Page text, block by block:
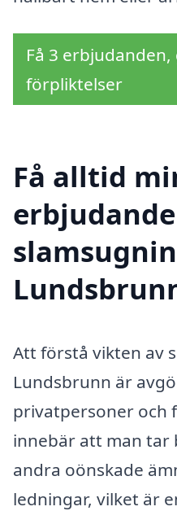
Få 3
förpliktelser
Få alltid
Att förstå vikten av
Lundsbrunn är
privatpersoner och
innebär att man tar
andra oönskade
ledningar, vilket är